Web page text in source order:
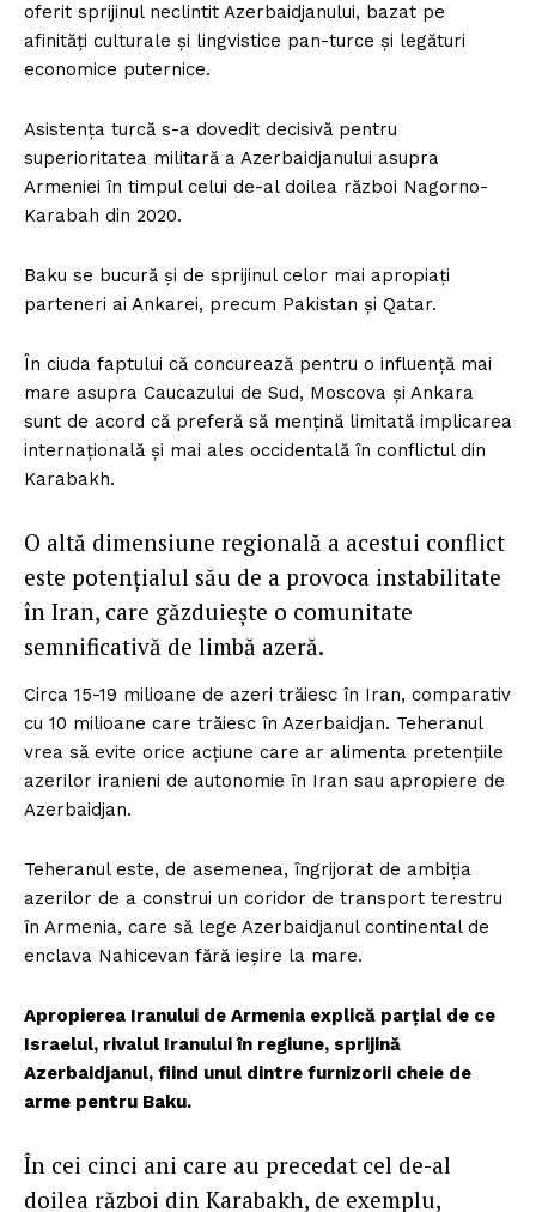
oferit sprijinul neclintit Azerbaidjanului, bazat pe
afinități culturale și lingvistice pan-turce și legături
economice puternice.
Asistența turcă s-a dovedit decisivă pentru
superioritatea militară a Azerbaidjanului asupra
Armeniei în timpul celui de-al doilea război Nagorno-
Karabah din 2020.
Baku se bucură și de sprijinul celor mai apropiați
parteneri ai Ankarei, precum Pakistan și Qatar.
În ciuda faptului că concurează pentru o influență mai
mare asupra Caucazului de Sud, Moscova și Ankara
sunt de acord că preferă să mențină limitată implicarea
internațională și mai ales occidentală în conflictul din
Karabakh.
O altă dimensiune regională a acestui conflict
este potențialul său de a provoca instabilitate
în Iran, care găzduiește o comunitate
semnificativă de limbă azeră.
Circa 15-19 milioane de azeri trăiesc în Iran, comparativ
cu 10 milioane care trăiesc în Azerbaidjan. Teheranul
vrea să evite orice acțiune care ar alimenta pretențiile
azerilor iranieni de autonomie în Iran sau apropiere de
Azerbaidjan.
Teheranul este, de asemenea, îngrijorat de ambiția
azerilor de a construi un coridor de transport terestru
în Armenia, care să lege Azerbaidjanul continental de
enclava Nahicevan fără ieșire la mare.
Apropierea Iranului de Armenia explică parțial de ce
Israelul, rivalul Iranului în regiune, sprijină
Azerbaidjanul, fiind unul dintre furnizorii cheie de
arme pentru Baku.
În cei cinci ani care au precedat cel de-al
doilea război din Karabakh, de exemplu,